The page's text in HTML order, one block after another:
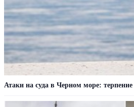
Атаки на суда в Черном море: